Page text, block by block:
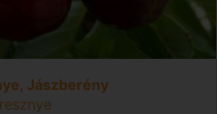
Jászberény